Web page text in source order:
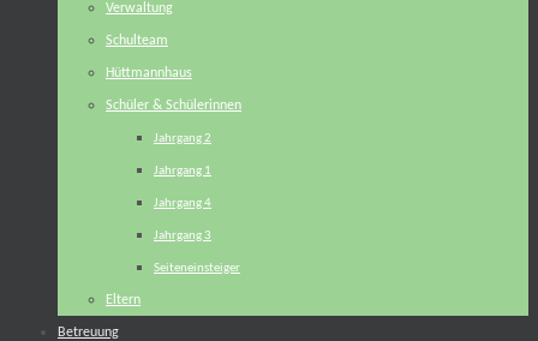
Verwaltung
Schulteam
Hüttmannhaus
Schüler & Schülerinnen
Jahrgang 2
Jahrgang 1
Jahrgang 4
Jahrgang 3
Seiteneinsteiger
Eltern
Betreuung